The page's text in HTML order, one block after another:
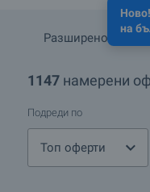
Ново!
на
Разширено търсене
1147 намерени
Подреди по
Топ оферти